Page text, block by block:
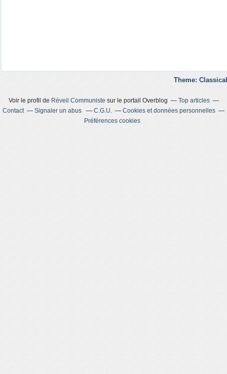
Theme:
Voir le profil de Réveil Communiste sur le portail Overblog
Top articles
Contact
Signaler un abus C.G.U.
Cookies et données personnelles
Préférences cookies